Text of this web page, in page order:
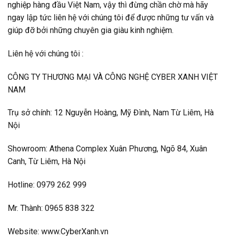
nghiệp hàng đầu Việt Nam, vậy thì đừng chần chờ mà hãy
ngay lập tức liên hệ với chúng tôi để được những tư vấn và
giúp đỡ bởi những chuyên gia giàu kinh nghiệm.
Liên hệ với chúng tôi :
CÔNG TY THƯƠNG MẠI VÀ CÔNG NGHỆ CYBER XANH VIỆT
NAM
Trụ sở chính: 12 Nguyễn Hoàng, Mỹ Đình, Nam Từ Liêm, Hà
Nội
Showroom: Athena Complex Xuân Phương, Ngõ 84, Xuân
Canh, Từ Liêm, Hà Nội
Hotline: 0979 262 999
Mr. Thành: 0965 838 322
Website: www.CyberXanh.vn